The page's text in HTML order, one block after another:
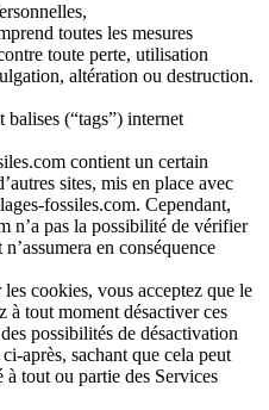
toutes les mesures
toute perte, utilisation
altération ou destruction.
(“tags”) internet
contient un certain
sites, mis en place avec
fossiles.com. Cependant,
n’a pas la possibilité de vérifier
en conséquence
cookies, vous acceptez que le
à tout moment désactiver ces
possibilités de désactivation
après, sachant que cela peut
à tout ou partie des Services